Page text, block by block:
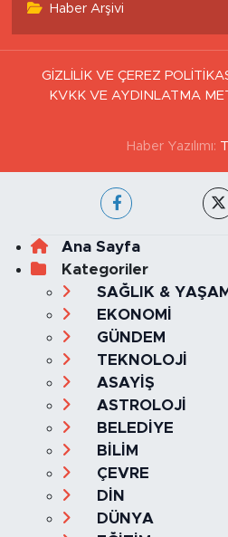
Haber Arşivi
GİZLİLİK VE ÇEREZ
KVKK VE AYDINLATMA
Haber Yazılımı:
Ana Sayfa
Kategoriler
SAĞLIK & YAŞAM
EKONOMİ
GÜNDEM
TEKNOLOJİ
ASAYİŞ
ASTROLOJİ
BELEDİYE
BİLİM
ÇEVRE
DİN
DÜNYA